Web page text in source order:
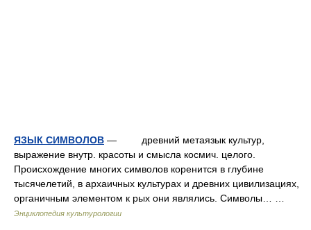
ЯЗЫК СИМВОЛОВ — древний метаязык культур,
выражение внутр. красоты и смысла космич. целого.
Происхождение многих символов коренится в глубине
тысячелетий, в архаичных культурах и древних цивилизациях,
органичным элементом к рых они являлись. Символы… …
Энциклопедия культурологии